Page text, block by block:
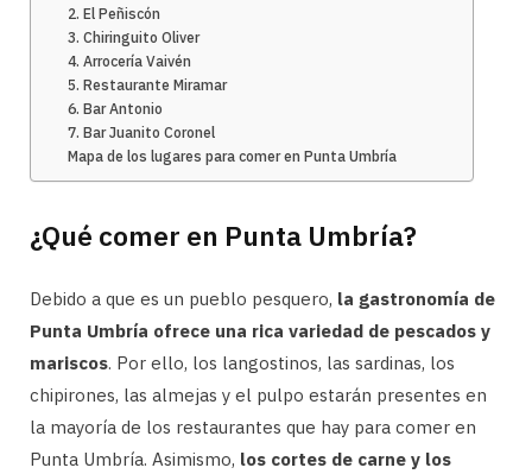
2. El Peñiscón
3. Chiringuito Oliver
4. Arrocería Vaivén
5. Restaurante Miramar
6. Bar Antonio
7. Bar Juanito Coronel
Mapa de los lugares para comer en Punta Umbría
¿Qué comer en Punta Umbría?
Debido a que es un pueblo pesquero, la gastronomía de
Punta Umbría ofrece una rica variedad de pescados y
mariscos. Por ello, los langostinos, las sardinas, los
chipirones, las almejas y el pulpo estarán presentes en
la mayoría de los restaurantes que hay para comer en
Punta Umbría. Asimismo, los cortes de carne y los